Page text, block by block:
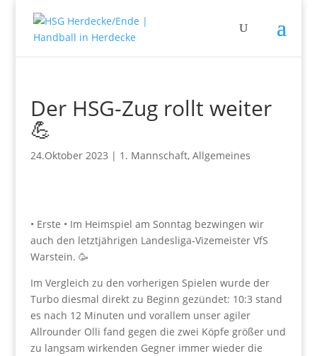
Der HSG-Zug rollt weiter
💪
24.Oktober 2023 | 1. Mannschaft, Allgemeines
• Erste • Im Heimspiel am Sonntag bezwingen wir
auch den letztjährigen Landesliga-Vizemeister VfS
Warstein. 🥳
Im Vergleich zu den vorherigen Spielen wurde der
Turbo diesmal direkt zu Beginn gezündet: 10:3 stand
es nach 12 Minuten und vorallem unser agiler
Allrounder Olli fand gegen die zwei Köpfe größer und
zu langsam wirkenden Gegner immer wieder die